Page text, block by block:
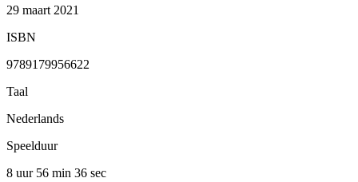
29 maart 2021
ISBN
9789179956622
Taal
Nederlands
Speelduur
8 uur 56 min 36 sec